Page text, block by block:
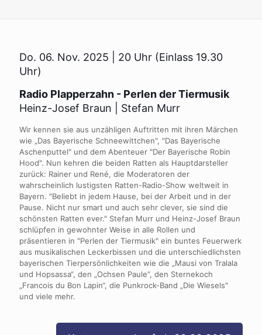
Do. 06. Nov. 2025 | 20 Uhr (Einlass 19.30
Uhr)
Radio Plapperzahn - Perlen der Tiermusik
Heinz-Josef Braun | Stefan Murr
Wir kennen sie aus unzähligen Auftritten mit ihren Märchen
wie „Das Bayerische Schneewittchen", "Das Bayerische
Aschenputtel" und dem Abenteuer "Der Bayerische Robin
Hood". Nun kehren die beiden Ratten als Hauptdarsteller
zurück: Rainer und René, die Moderatoren der
wahrscheinlich lustigsten Ratten-Radio-Show weltweit in
Bayern. "Beliebt in jedem Hause, bei der Arbeit und in der
Pause. Nicht nur smart und auch sehr clever, sie sind die
schönsten Ratten ever." Stefan Murr und Heinz-Josef Braun
schlüpfen in gewohnter Weise in alle Rollen und
präsentieren in "Perlen der Tiermusik" ein buntes Feuerwerk
aus musikalischen Leckerbissen und die unterschiedlichsten
bayerischen Tierpersönlichkeiten wie die „Mausi von Tralala
und Hopsassa“, den „Ochsen Paule“, den Sternekoch
„Francois du Bon Lapin“, die Punkrock-Band „Die Wiesels"
und viele mehr.